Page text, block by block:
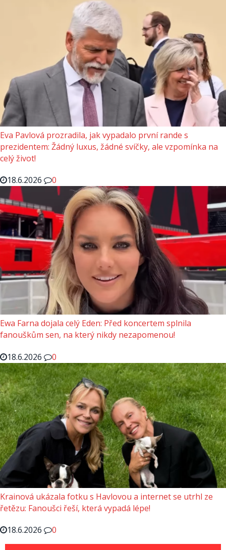
Eva Pavlová prozradila, jak vypadalo první rande s
prezidentem: Žádný luxus, žádné svíčky, ale vzpomínka na
celý život!
18.6.2026
0
Ewa Farna dojala celý Eden: Před koncertem splnila
fanouškům sen, na který nikdy nezapomenou!
18.6.2026
0
Krainová ukázala fotku s Havlovou a internet se utrhl ze
řetězu: Fanoušci řeší, která vypadá lépe!
18.6.2026
0